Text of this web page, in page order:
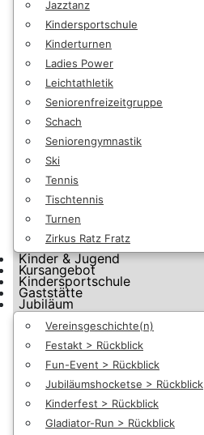
Jazztanz
Kindersportschule
Kinderturnen
Ladies Power
Leichtathletik
Seniorenfreizeitgruppe
Schach
Seniorengymnastik
Ski
Tennis
Tischtennis
Turnen
Zirkus Ratz Fratz
Kinder & Jugend
Kursangebot
Kindersportschule
Gaststätte
Jubiläum
Vereinsgeschichte(n)
Festakt > Rückblick
Fun-Event > Rückblick
Jubiläumshocketse > Rückblick
Kinderfest > Rückblick
Gladiator-Run > Rückblick